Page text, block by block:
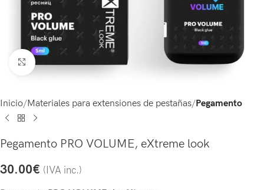
Click to enlarge
Inicio Materiales para extensiones de pestañas Pegamento
Pegamento PRO VOLUME, eXtreme look
30.00€ (IVA inc.)